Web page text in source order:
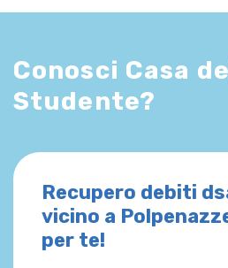
Conosci Casa
Studente?
Recupero debiti
vicino a
per te!